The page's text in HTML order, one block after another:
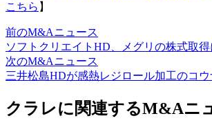
こちら 】
前のM&Aニュース
ソフトクリエイトHD、メグリの株式取
次のM&Aニュース
三井松島HDが感熱レジロール加工のコ
クラレに関連するM&Aニ